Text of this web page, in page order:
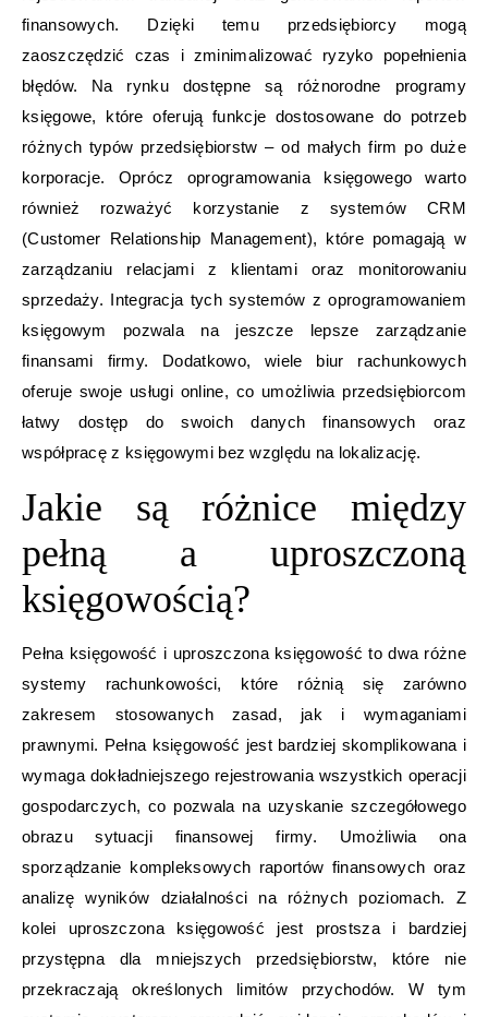
finansowych. Dzięki temu przedsiębiorcy mogą
zaoszczędzić czas i zminimalizować ryzyko popełnienia
błędów. Na rynku dostępne są różnorodne programy
księgowe, które oferują funkcje dostosowane do potrzeb
różnych typów przedsiębiorstw – od małych firm po duże
korporacje. Oprócz oprogramowania księgowego warto
również rozważyć korzystanie z systemów CRM
(Customer Relationship Management), które pomagają w
zarządzaniu relacjami z klientami oraz monitorowaniu
sprzedaży. Integracja tych systemów z oprogramowaniem
księgowym pozwala na jeszcze lepsze zarządzanie
finansami firmy. Dodatkowo, wiele biur rachunkowych
oferuje swoje usługi online, co umożliwia przedsiębiorcom
łatwy dostęp do swoich danych finansowych oraz
współpracę z księgowymi bez względu na lokalizację.
Jakie są różnice między
pełną a uproszczoną
księgowością?
Pełna księgowość i uproszczona księgowość to dwa różne
systemy rachunkowości, które różnią się zarówno
zakresem stosowanych zasad, jak i wymaganiami
prawnymi. Pełna księgowość jest bardziej skomplikowana i
wymaga dokładniejszego rejestrowania wszystkich operacji
gospodarczych, co pozwala na uzyskanie szczegółowego
obrazu sytuacji finansowej firmy. Umożliwia ona
sporządzanie kompleksowych raportów finansowych oraz
analizę wyników działalności na różnych poziomach. Z
kolei uproszczona księgowość jest prostsza i bardziej
przystępna dla mniejszych przedsiębiorstw, które nie
przekraczają określonych limitów przychodów. W tym